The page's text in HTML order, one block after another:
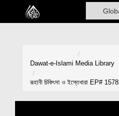
Home
Dawat-e-Islami Media Library
রূহানী চিকিৎসা ও ইস্তেখারা EP# 1578